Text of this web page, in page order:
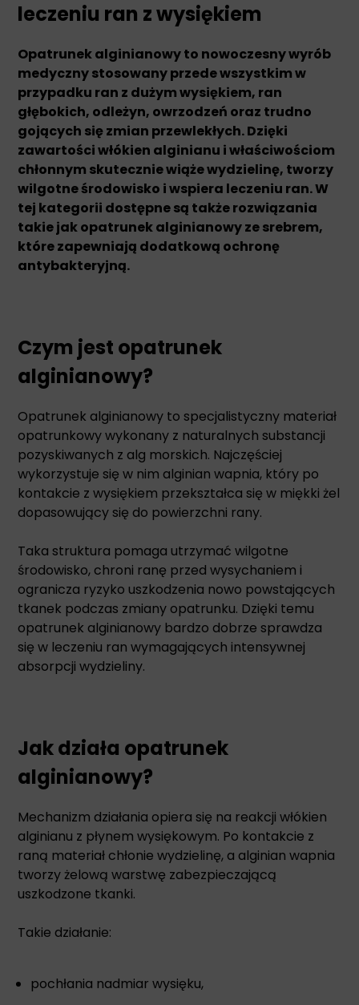
leczeniu ran z wysiękiem
Opatrunek alginianowy to nowoczesny wyrób
medyczny stosowany przede wszystkim w
przypadku ran z dużym wysiękiem, ran
głębokich, odleżyn, owrzodzeń oraz trudno
gojących się zmian przewlekłych. Dzięki
zawartości włókien alginianu i właściwościom
chłonnym skutecznie wiąże wydzielinę, tworzy
wilgotne środowisko i wspiera leczeniu ran. W
tej kategorii dostępne są także rozwiązania
takie jak opatrunek alginianowy ze srebrem,
które zapewniają dodatkową ochronę
antybakteryjną.
Czym jest opatrunek
alginianowy?
Opatrunek alginianowy to specjalistyczny materiał
opatrunkowy wykonany z naturalnych substancji
pozyskiwanych z alg morskich. Najczęściej
wykorzystuje się w nim alginian wapnia, który po
kontakcie z wysiękiem przekształca się w miękki żel
dopasowujący się do powierzchni rany.
Taka struktura pomaga utrzymać wilgotne
środowisko, chroni ranę przed wysychaniem i
ogranicza ryzyko uszkodzenia nowo powstających
tkanek podczas zmiany opatrunku. Dzięki temu
opatrunek alginianowy bardzo dobrze sprawdza
się w leczeniu ran wymagających intensywnej
absorpcji wydzieliny.
Jak działa opatrunek
alginianowy?
Mechanizm działania opiera się na reakcji włókien
alginianu z płynem wysiękowym. Po kontakcie z
raną materiał chłonie wydzielinę, a alginian wapnia
tworzy żelową warstwę zabezpieczającą
uszkodzone tkanki.
Takie działanie:
pochłania nadmiar wysięku,